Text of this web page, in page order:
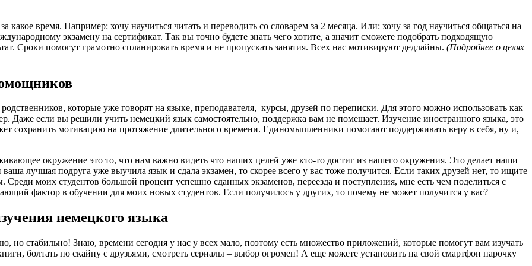
время. Например: хочу научиться читать и переводить со словарем за 2 месяца. Или: хочу за год научиться общаться на
экзамену на сертификат. Так вы точно будете знать чего хотите, а значит сможете подобрать подходящую
Сроки помогут грамотно спланировать время и не пропускать занятия. Всех нас мотивируют дедлайны. (Подробнее о целях
которые уже говорят на языке, преподавателя, курсы, друзей по переписки. Для этого можно использовать как
Даже если вы решили учить немецкий язык самостоятельно, поддержка вам не помешает. Изучение иностранного языка, это
сохранить мотивацию на протяжение длительного времени. Единомышленники помогают поддерживать веру в себя, ну и,
окружение это то, что нам важно видеть что наших целей уже кто-то достиг из нашего окружения. Это делает наши
лучшая подруга уже выучила язык и сдала экзамен, то скорее всего у вас тоже получится. Если таких друзей нет, то ищите
Среди моих студентов большой процент успешно сданных экзаменов, переезда и поступления, мне есть чем поделиться с
фактор в обучении для моих новых студентов. Если получилось у других, то почему не может получится у вас?
немецкого языка
но стабильно! Знаю, времени сегодня у нас у всех мало, поэтому есть множество приложений, которые помогут вам изучать
болтать по скайпу с друзьями, смотреть сериалы – выбор огромен! А еще можете установить на свой смартфон парочку